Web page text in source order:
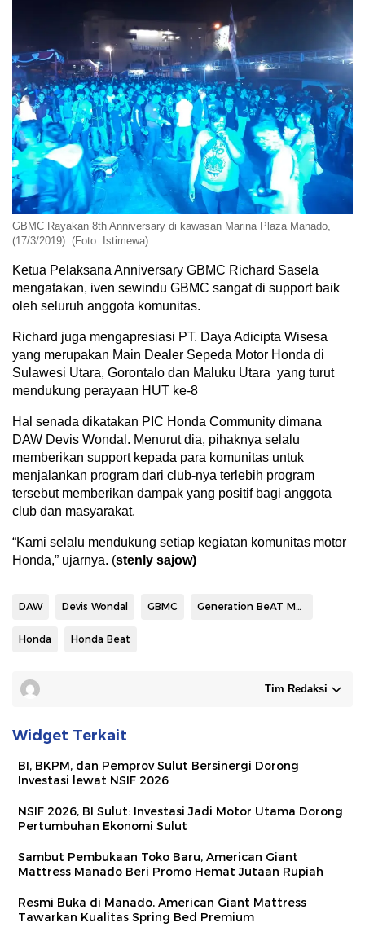
GBMC Rayakan 8th Anniversary di kawasan Marina Plaza Manado,
(17/3/2019). (Foto: Istimewa)
Ketua Pelaksana Anniversary GBMC Richard Sasela
mengatakan, iven sewindu GBMC sangat di support baik
oleh seluruh anggota komunitas.
Richard juga mengapresiasi PT. Daya Adicipta Wisesa
yang merupakan Main Dealer Sepeda Motor Honda di
Sulawesi Utara, Gorontalo dan Maluku Utara yang turut
mendukung perayaan HUT ke-8
Hal senada dikatakan PIC Honda Community dimana
DAW Devis Wondal. Menurut dia, pihaknya selalu
memberikan support kepada para komunitas untuk
menjalankan program dari club-nya terlebih program
tersebut memberikan dampak yang positif bagi anggota
club dan masyarakat.
“Kami selalu mendukung setiap kegiatan komunitas motor
Honda,” ujarnya. (stenly sajow)
DAW Devis Wondal GBMC Generation BeAT Manado Club
Honda Honda Beat
Tim Redaksi
Widget Terkait
BI, BKPM, dan Pemprov Sulut Bersinergi Dorong
Investasi lewat NSIF 2026
NSIF 2026, BI Sulut: Investasi Jadi Motor Utama Dorong
Pertumbuhan Ekonomi Sulut
Sambut Pembukaan Toko Baru, American Giant
Mattress Manado Beri Promo Hemat Jutaan Rupiah
Resmi Buka di Manado, American Giant Mattress
Tawarkan Kualitas Spring Bed Premium